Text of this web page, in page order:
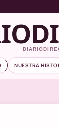
NUESTRA